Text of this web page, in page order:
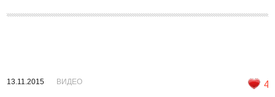
13.11.2015 ВИДЕО 4